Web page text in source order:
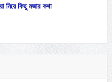
কিছু মজার কথা